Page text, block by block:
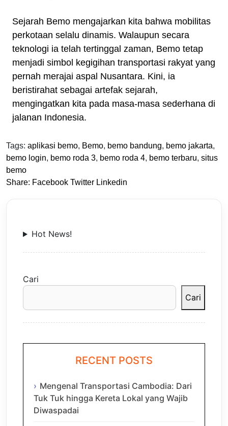
Sejarah Bemo mengajarkan kita bahwa mobilitas
perkotaan selalu dinamis. Walaupun secara
teknologi ia telah tertinggal zaman, Bemo tetap
menjadi simbol kegigihan transportasi rakyat yang
pernah merajai aspal Nusantara. Kini, ia
beristirahat sebagai artefak sejarah,
mengingatkan kita pada masa-masa sederhana di
jalanan Indonesia.
Tags: aplikasi bemo, Bemo, bemo bandung, bemo jakarta,
bemo login, bemo roda 3, bemo roda 4, bemo terbaru, situs
bemo
Share: Facebook Twitter Linkedin
Hot News!
Cari
Cari
RECENT POSTS
Mengenal Transportasi Cambodia: Dari
Tuk Tuk hingga Kereta Lokal yang Wajib
Diwaspadai